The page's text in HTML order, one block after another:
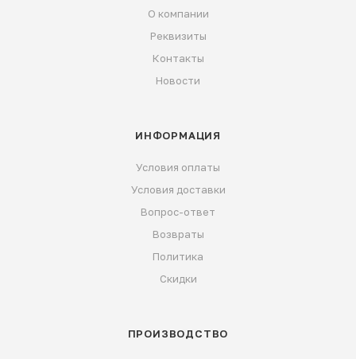
О компании
Реквизиты
Контакты
Новости
ИНФОРМАЦИЯ
Условия оплаты
Условия доставки
Вопрос-ответ
Возвраты
Политика
Скидки
ПРОИЗВОДСТВО